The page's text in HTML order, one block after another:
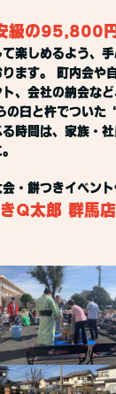
級の95,800円
楽しめるよう、
ます。 町内会や
、会社の納会な
の臼と杵でつい
時間は、家族・
・餅つきイベント
きQ太郎 群馬